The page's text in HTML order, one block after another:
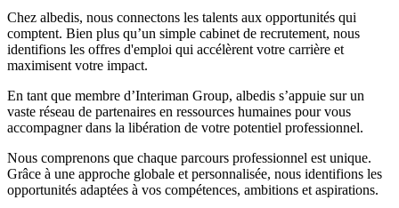
Chez albedis, nous connectons les talents aux opportunités qui
comptent. Bien plus qu’un simple cabinet de recrutement, nous
identifions les offres d'emploi qui accélèrent votre carrière et
maximisent votre impact.
En tant que membre d’Interiman Group, albedis s’appuie sur un
vaste réseau de partenaires en ressources humaines pour vous
accompagner dans la libération de votre potentiel professionnel.
Nous comprenons que chaque parcours professionnel est unique.
Grâce à une approche globale et personnalisée, nous identifions les
opportunités adaptées à vos compétences, ambitions et aspirations.